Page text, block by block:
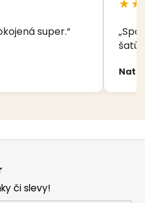
super.“
šatů,
či slevy!